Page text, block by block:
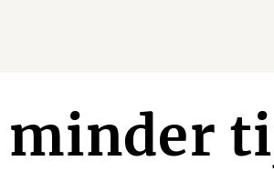
minder